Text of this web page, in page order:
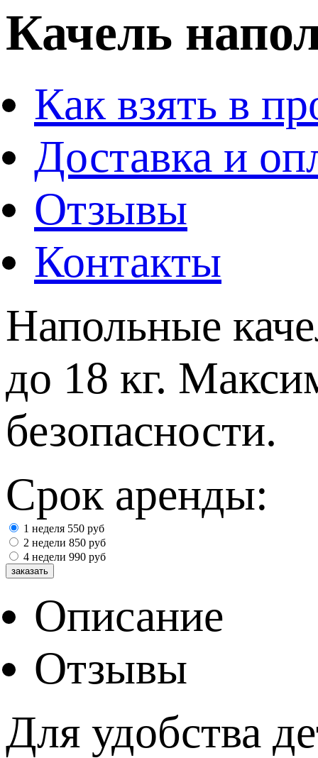
Качель
Как взять в
Доставка и
Отзывы
Контакты
Напольные
до 18 кг.
безопасности.
Срок аренды:
1 неделя 550 руб
2 недели 850 руб
4 недели 990 руб
Описание
Отзывы
Для удобства